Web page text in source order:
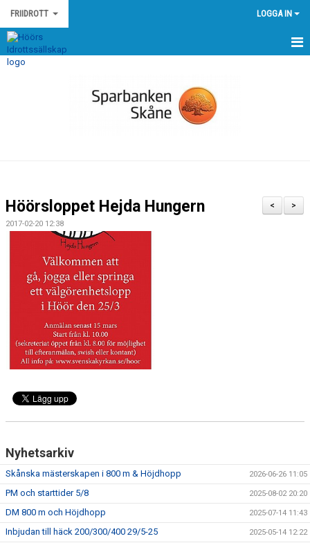
FRIIDROTT LOGGA IN
HEM
BILDGALLERI
KONTAKT
EGNA TÄVLINGAR
ATT TÄVLA I FRIIDROTT
>
<
Höörsloppet Hejda Hungern
2017-02-20 12:38
Nyhetsarkiv
Skånska mästerskapen i 800 m & Höjdhopp 2026-06-26 11:05
PM och starttider 5/8 2025-08-02 20:20
DM 800 m och Höjdhopp 2025-07-14 11:43
Inbjudan till häck 200/300/400 29/5-25 2025-05-14 12:22